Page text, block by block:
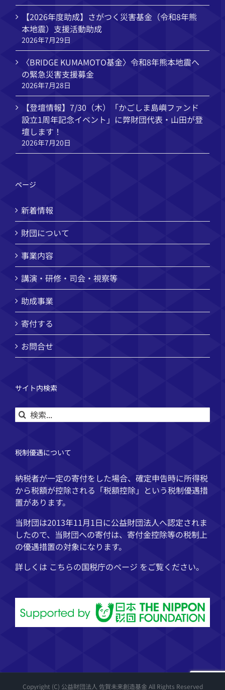
【2026年度助成】さがつく災害基金（令和8年熊
本地震）支援活動助成
2026年7月29日
〈BRIDGE KUMAMOTO基金〉令和8年熊本地震へ
の緊急災害支援募金
2026年7月28日
【登壇情報】7/30（木）「かごしま島嶼ファンド
設立1周年記念イベント」に弊財団代表・山田が登
壇します！
2026年7月20日
ページ
新着情報
財団について
事業内容
講演・研修・司会・視察等
助成事業
寄付する
お問合せ
サイト内検索
検
索
税制優遇について
納税者が一定の寄付をした場合、確定申告時に所得税
から税額が控除される「税額控除」という税制優遇措
置があります。
当財団は2013年11月1日に公益財団法人へ認定されま
したので、当財団への寄付は、寄付金控除等の税制上
の優遇措置の対象になります。
詳しくは こちらの国税庁のページ をご覧ください。
Copyright (C) 公益財団法人 佐賀未来創造基金 All Rights Reserved